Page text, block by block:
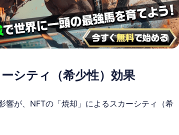
シティ（希少性）効果
が、NFTの「焼却」によるスカーシティ（希